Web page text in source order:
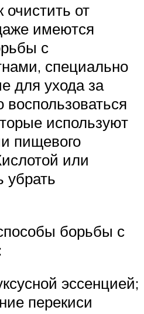
очистить от
имеются
с
специально
для ухода за
используют
пищевого
или
убрать
борьбы с
эссенцией;
перекиси